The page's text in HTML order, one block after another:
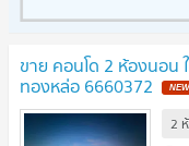
ขาย คอนโด 2 ห้องนอน
ทองหล่อ 6660372
2